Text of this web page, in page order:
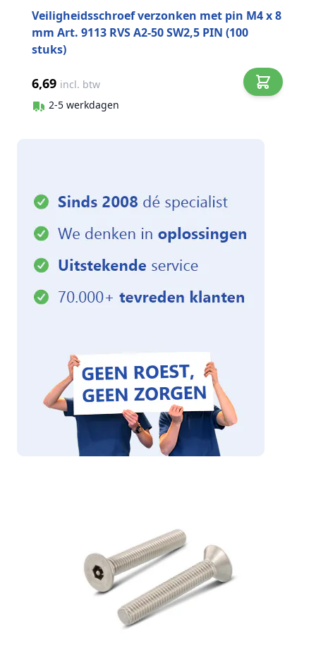
Veiligheidsschroef verzonken met pin M4 x 8
mm Art. 9113 RVS A2-50 SW2,5 PIN (100
stuks)
6,69 incl. btw
2-5 werkdagen